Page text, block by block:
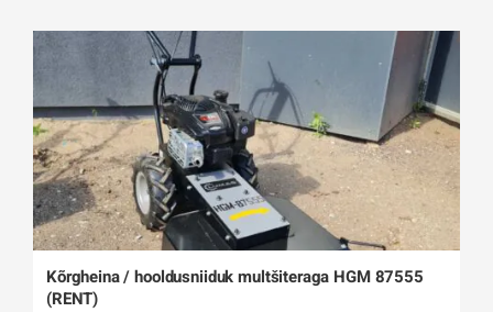
Kõrgheina / hooldusniiduk multšiteraga HGM 87555
(RENT)